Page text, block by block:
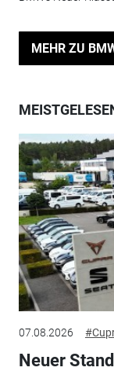
MEHR ZU
07.08.2026
Neuer